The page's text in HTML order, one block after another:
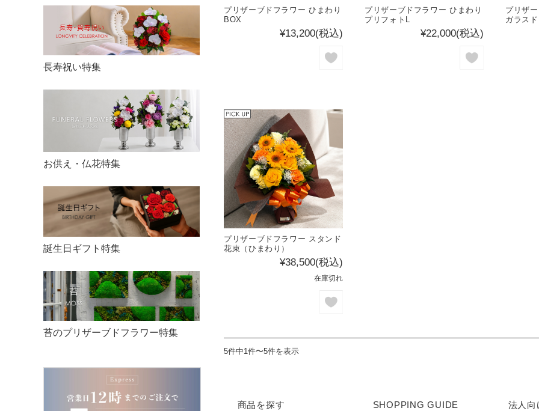
プリザーブドフラワー ひまわり
BOX
¥13,200(税込)
プリザーブドフラワー ひまわり
プリフォトL
¥22,000(税込)
プリザ
ガラス
プリザーブドフラワー スタンド
花束（ひまわり）
¥38,500(税込)
在庫切れ
5件中1件〜5件を表示
商品を探す SHOPPING GUIDE 法人向
長寿祝い特集
お供え・仏花特集
誕生日ギフト特集
苔のプリザーブドフラワー特集